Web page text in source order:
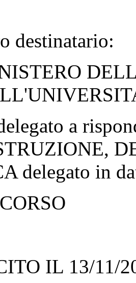
destinatario:
a
delegato in
IL 13/11/